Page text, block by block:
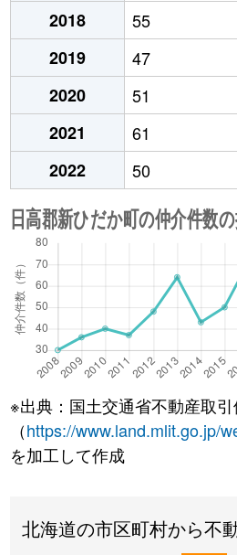
2018
55
2019
47
2020
51
2021
61
2022
50
※出典：国土交通省不動産取
（https://www.land.mlit.go.jp/
を加工して作成
北海道の市区町村から不